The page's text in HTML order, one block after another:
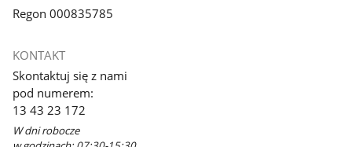
Regon 000835785
KONTAKT
Skontaktuj się z nami
pod numerem:
13 43 23 172
W dni robocze